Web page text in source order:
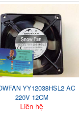
YY12038HSL2 AC
220V 12CM
Liên hệ